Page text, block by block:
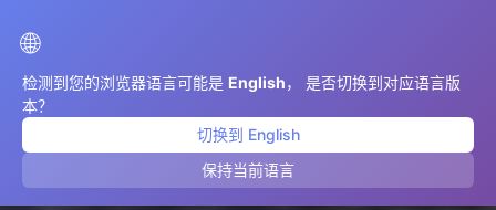
🌐
检测到您的浏览器语言可能是 English， 是否切换到对应语言版
本？
切换到 English
保持当前语言